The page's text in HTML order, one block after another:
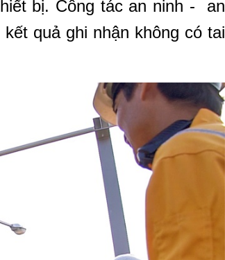
bị. Công tác an ninh - an
quả ghi nhận không có tai